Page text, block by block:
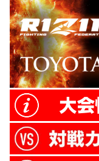
のご
続ク